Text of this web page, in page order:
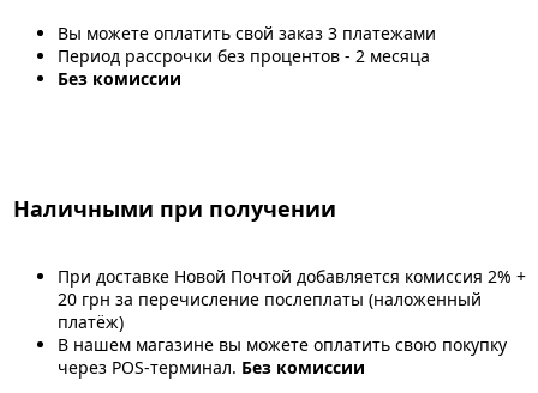
Вы можете оплатить свой заказ 3 платежами
Период рассрочки без процентов - 2 месяца
Без комиссии
Наличными при получении
При доставке Новой Почтой добавляется комиссия 2% +
20 грн за перечисление послеплаты (наложенный
платёж)
В нашем магазине вы можете оплатить свою покупку
через POS-терминал. Без комиссии